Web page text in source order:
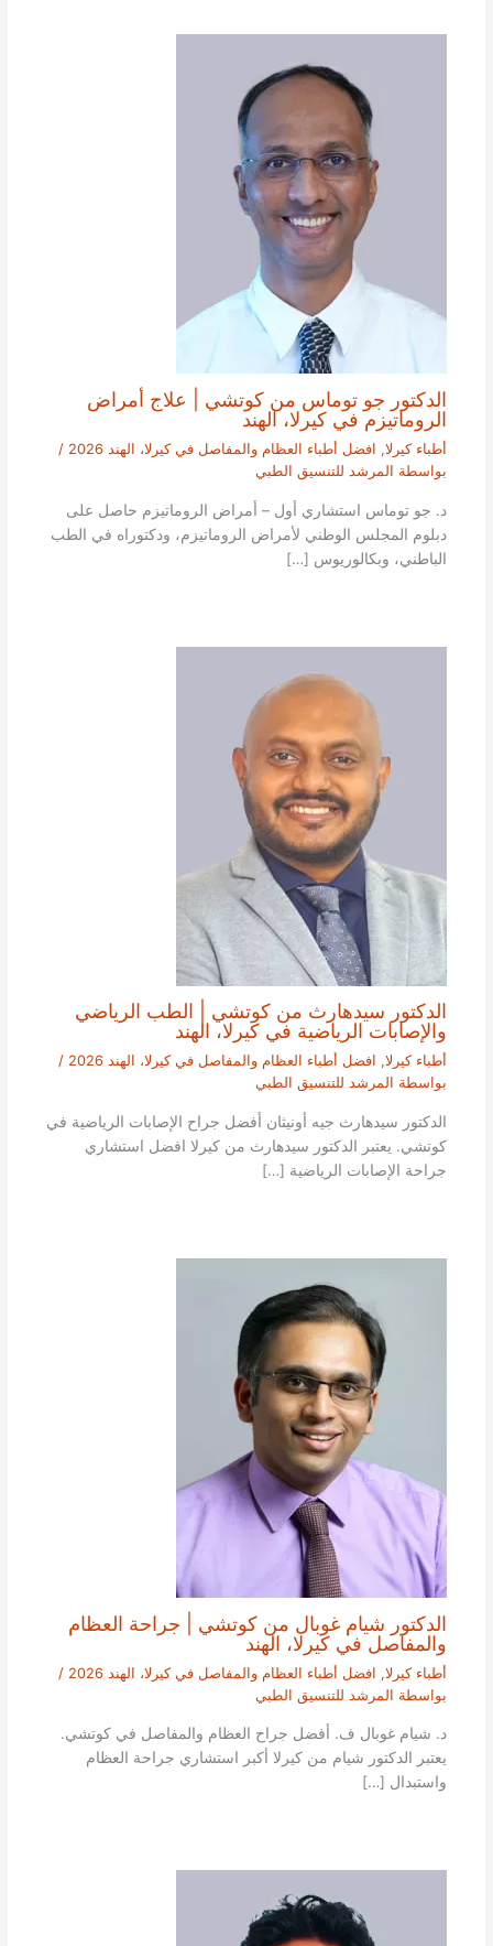
الدكتور جو توماس من كوتشي | علاج أمراض
الروماتيزم في كيرلا، الهند
أطباء كيرلا, افضل أطباء العظام والمفاصل في كيرلا، الهند 2026
/
بواسطة المرشد للتنسيق الطبي
د. جو توماس استشاري أول – أمراض الروماتيزم حاصل على
دبلوم المجلس الوطني لأمراض الروماتيزم، ودكتوراه في الطب
الباطني، وبكالوريوس […]
الدكتور سيدهارث من كوتشي | الطب الرياضي
والإصابات الرياضية في كيرلا، الهند
أطباء كيرلا, افضل أطباء العظام والمفاصل في كيرلا، الهند 2026
/
بواسطة المرشد للتنسيق الطبي
الدكتور سيدهارث جيه أونيثان أفضل جراح الإصابات الرياضية في
كوتشي. يعتبر الدكتور سيدهارث من كيرلا افضل استشاري
جراحة الإصابات الرياضية […]
الدكتور شيام غوبال من كوتشي | جراحة العظام
والمفاصل في كيرلا، الهند
أطباء كيرلا, افضل أطباء العظام والمفاصل في كيرلا، الهند 2026
/
بواسطة المرشد للتنسيق الطبي
د. شيام غوبال ف. أفضل جراح العظام والمفاصل في كوتشي.
يعتبر الدكتور شيام من كيرلا أكبر استشاري جراحة العظام
واستبدال […]